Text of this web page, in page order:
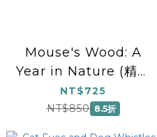
Mouse's Wood: A
Year in Nature (精裝
版)
NT$725
NT$850 8.5折